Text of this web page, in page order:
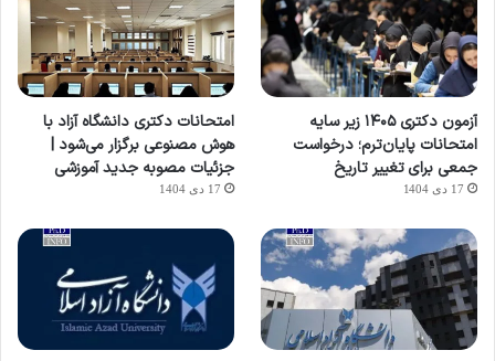
آزمون دکتری ۱۴۰۵ زیر سایه
امتحانات پایان‌ترم؛ درخواست
جمعی برای تغییر تاریخ
17 دی 1404
امتحانات دکتری دانشگاه آزاد با
هوش مصنوعی برگزار می‌شود |
جزئیات مصوبه جدید آموزشی
17 دی 1404